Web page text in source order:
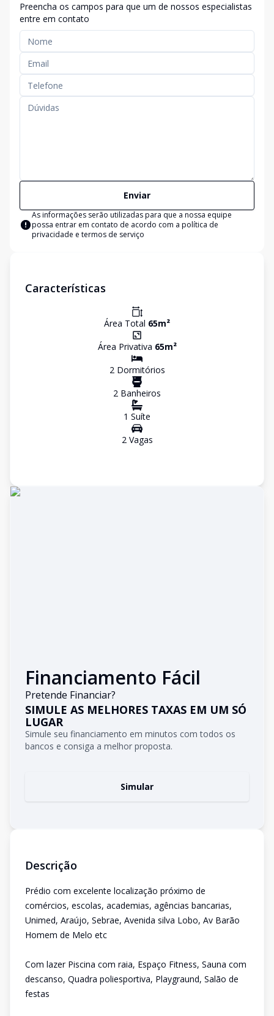
Preencha os campos para que um de nossos especialistas
entre em contato
Enviar
As informações serão utilizadas para que a nossa equipe
possa entrar em contato de acordo com a política de
privacidade e termos de serviço
Características
Área Total 65m²
Área Privativa 65m²
2Dormitórios
2 Banheiros
1 Suíte
2Vagas
Financiamento Fácil
Pretende Financiar?
SIMULE AS MELHORES TAXAS EM UM SÓ
LUGAR
Simule seu financiamento em minutos com todos os
bancos e consiga a melhor proposta.
Simular
Descrição
Prédio com excelente localização próximo de
comércios, escolas, academias, agências bancarias,
Unimed, Araújo, Sebrae, Avenida silva Lobo, Av Barão
Homem de Melo etc
Com lazer Piscina com raia, Espaço Fitness, Sauna com
descanso, Quadra poliesportiva, Playgraund, Salão de
festas